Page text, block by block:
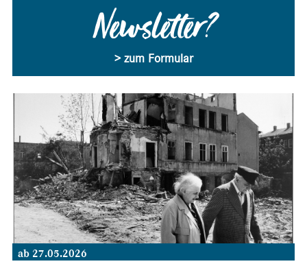
Newsletter?
> zum Formular
ab 27.05.2026